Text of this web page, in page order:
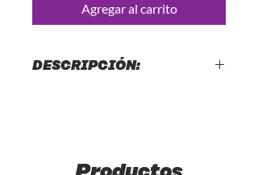
Agregar al carrito
DESCRIPCIÓN: